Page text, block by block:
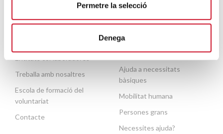
Permetre la selecció
Denega
Orientacions estratègiques
Dades rellevants 2025
Entitats col·laboradores
Treballa amb nosaltres
Escola de formació del
voluntariat
Contacte
Acollida i acompanyament
Famílies i infància
Sense llar i habitatge
Formació i inserció laboral
Ajuda a necessitats
bàsiques
Mobilitat humana
Persones grans
Necessites ajuda?